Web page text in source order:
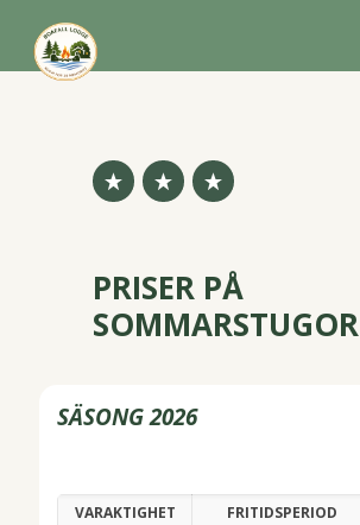
PRISER PÅ
SOMMARSTUGOR
SÄSONG 2026
VARAKTIGHET FRITIDSPERIOD